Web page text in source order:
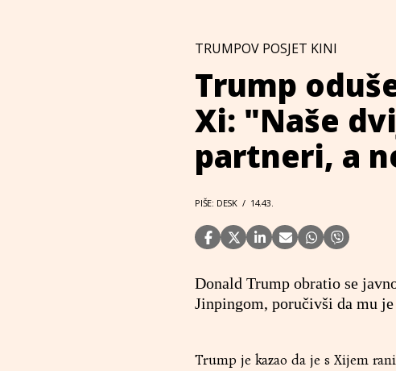
TRUMPOV POSJET KINI
Trump
Xi: "Naše
partneri, a
PIŠE: DESK / 14.43.
Donald Trump obratio se
Jinpingom, poručivši da mu
Trump je kazao da je s Xijem